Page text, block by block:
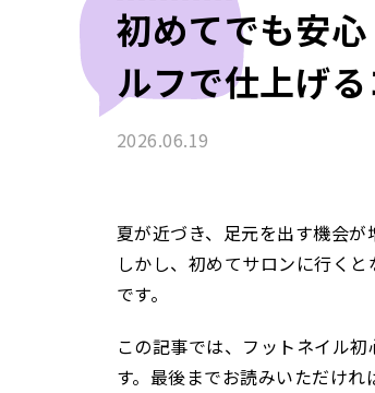
初めてでも安
ルフで仕上げ
2026.06.19
夏が近づき、足元を出す機会
しかし、初めてサロンに行く
です。
この記事では、フットネイル
す。最後までお読みいただけ